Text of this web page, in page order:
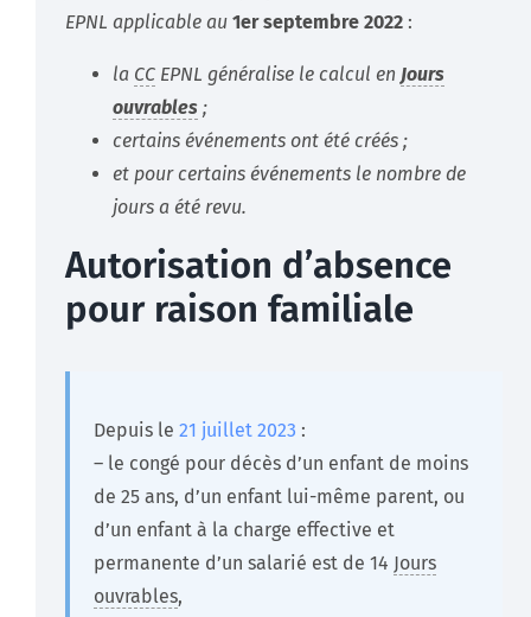
EPNL applicable au 1er septembre 2022 :
la CC EPNL généralise le calcul en Jours
ouvrables ;
certains événements ont été créés ;
et pour certains événements le nombre de
jours a été revu.
Autorisation d’absence
pour raison familiale
Depuis le 21 juillet 2023 :
– le congé pour décès d’un enfant de moins
de 25 ans, d’un enfant lui-même parent, ou
d’un enfant à la charge effective et
permanente d’un salarié est de 14 Jours
ouvrables,